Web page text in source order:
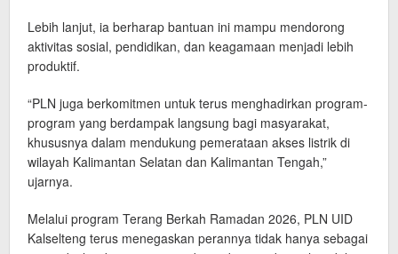
Lebih lanjut, ia berharap bantuan ini mampu mendorong
aktivitas sosial, pendidikan, dan keagamaan menjadi lebih
produktif.
“PLN juga berkomitmen untuk terus menghadirkan program-
program yang berdampak langsung bagi masyarakat,
khususnya dalam mendukung pemerataan akses listrik di
wilayah Kalimantan Selatan dan Kalimantan Tengah,”
ujarnya.
Melalui program Terang Berkah Ramadan 2026, PLN UID
Kalselteng terus menegaskan perannya tidak hanya sebagai